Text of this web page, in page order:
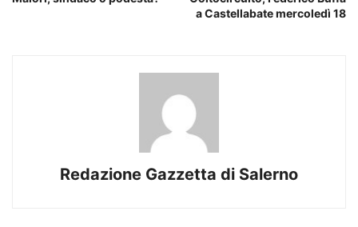
a Castellabate mercoledì 18
Redazione Gazzetta di Salerno